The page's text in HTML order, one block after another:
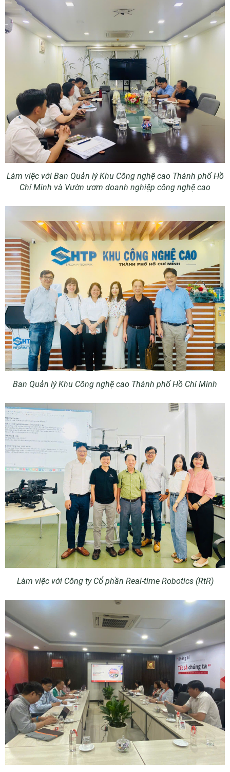
Làm việc vớiBan Quản lý Khu Công nghệ cao Thành phố Hồ
Chí Minh và Vườn ươm doanh nghiệp công nghệ cao
Ban Quản lý Khu Công nghệ cao Thành phố Hồ Chí Minh
Làm việc với Công ty Cổ phần Real-time Robotics (RtR)